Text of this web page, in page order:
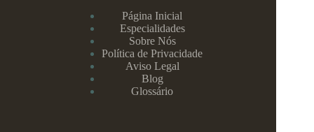
Página Inicial
Especialidades
Sobre Nós
Política de Privacidade
Aviso Legal
Blog
Glossário